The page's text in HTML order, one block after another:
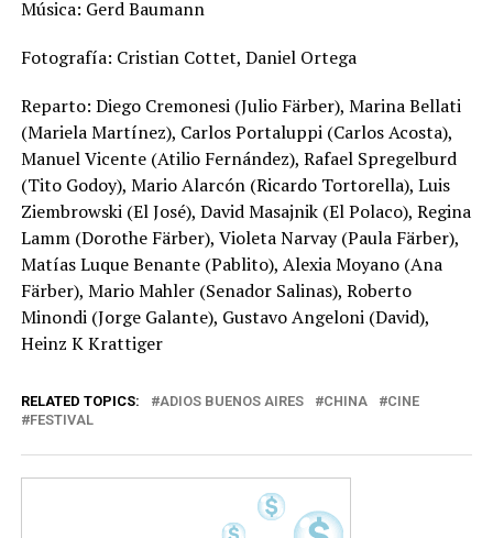
Música: Gerd Baumann
Fotografía: Cristian Cottet, Daniel Ortega
Reparto: Diego Cremonesi (Julio Färber), Marina Bellati
(Mariela Martínez), Carlos Portaluppi (Carlos Acosta),
Manuel Vicente (Atilio Fernández), Rafael Spregelburd
(Tito Godoy), Mario Alarcón (Ricardo Tortorella), Luis
Ziembrowski (El José), David Masajnik (El Polaco), Regina
Lamm (Dorothe Färber), Violeta Narvay (Paula Färber),
Matías Luque Benante (Pablito), Alexia Moyano (Ana
Färber), Mario Mahler (Senador Salinas), Roberto
Minondi (Jorge Galante), Gustavo Angeloni (David),
Heinz K Krattiger
RELATED TOPICS: ADIOS BUENOS AIRES CHINA
CINE
FESTIVAL